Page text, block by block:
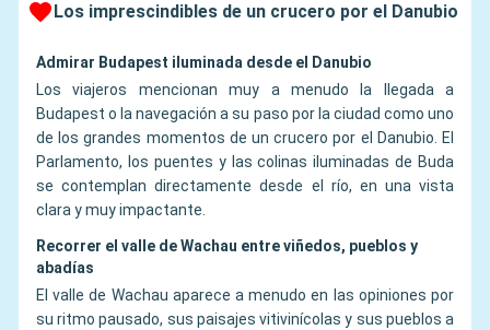
Los imprescindibles de un crucero por el Danubio
Admirar Budapest iluminada desde el Danubio
Los viajeros mencionan muy a menudo la llegada a
Budapest o la navegación a su paso por la ciudad como uno
de los grandes momentos de un crucero por el Danubio. El
Parlamento, los puentes y las colinas iluminadas de Buda
se contemplan directamente desde el río, en una vista
clara y muy impactante.
Recorrer el valle de Wachau entre viñedos, pueblos y
abadías
El valle de Wachau aparece a menudo en las opiniones por
su ritmo pausado, sus paisajes vitivinícolas y sus pueblos a